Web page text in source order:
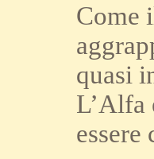
Come
quasi
L’Alfa
essere